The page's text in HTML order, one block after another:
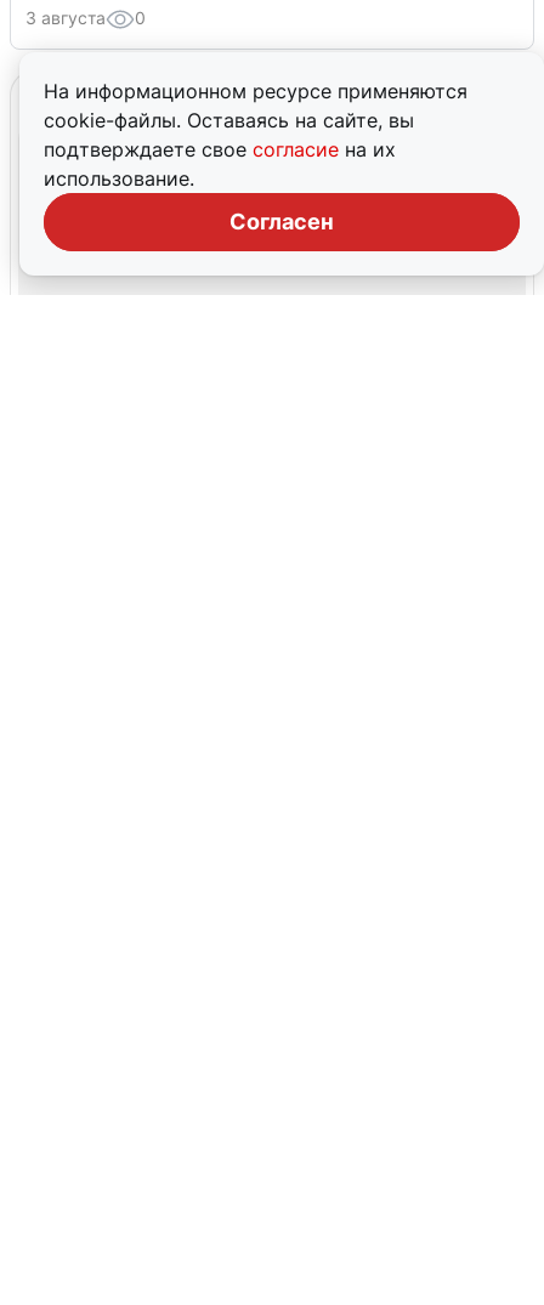
На информационном ресурсе применяются
cookie-файлы. Оставаясь на сайте, вы
подтверждаете свое согласие на их
использование.
Согласен
3 августа 0